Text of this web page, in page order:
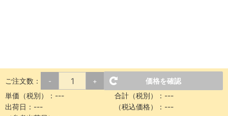
ご注文数： - +
価格を確認
単価（税別）： --- 合計（税別）： ---
出荷日： --- （税込価格）： ---